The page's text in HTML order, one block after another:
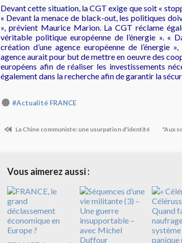
Devant cette situation, la CGT exige que soit «
« Devant la menace de black-out, les politiques
», prévient Maurice Marion. La CGT réclame
véritable politique européenne de l’énergie ». «
création d’une agence européenne de l’énergie
agence aurait pour but de mettre en oeuvre des
européens afin de réaliser les investissements
également dans la recherche afin de garantir la
#Actualité FRANCE
La Chine communiste: une usurpation d'identité "Aux
Vous aimerez aussi :